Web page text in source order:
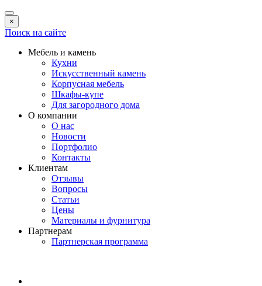
×
Поиск на сайте
Мебель и камень
Кухни
Искусственный камень
Корпусная мебель
Шкафы-купе
Для загородного дома
О компании
О нас
Новости
Портфолио
Контакты
Клиентам
Отзывы
Вопросы
Статьи
Цены
Материалы и фурнитура
Партнерам
Партнерская программа